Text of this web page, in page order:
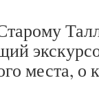
места, о